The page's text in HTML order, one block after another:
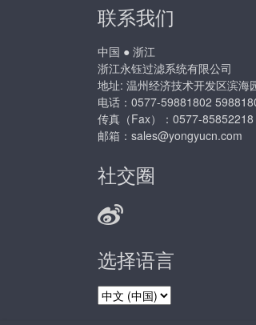
联系我们
中国 ● 浙江
浙江永钰过滤系统有限公司
地址: 温州经济技术开发区滨海
电话：0577-59881802
传真（Fax）：0577-85852218
邮箱： sales@yongyucn.com
社交圈
选择语言
选